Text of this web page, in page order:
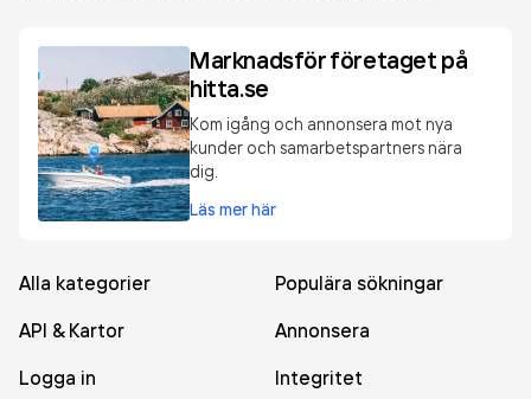
Marknadsför företaget på
hitta.se
Kom igång och annonsera mot nya
kunder och samarbetspartners nära
dig.
Läs mer här
Alla kategorier
Populära sökningar
API & Kartor
Annonsera
Logga in
Integritet